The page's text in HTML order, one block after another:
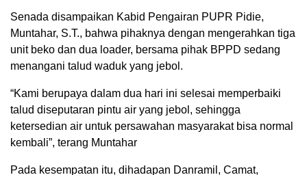
Senada disampaikan Kabid Pengairan PUPR Pidie,
Muntahar, S.T., bahwa pihaknya dengan mengerahkan tiga
unit beko dan dua loader, bersama pihak BPPD sedang
menangani talud waduk yang jebol.
“Kami berupaya dalam dua hari ini selesai memperbaiki
talud diseputaran pintu air yang jebol, sehingga
ketersedian air untuk persawahan masyarakat bisa normal
kembali”, terang Muntahar
Pada kesempatan itu, dihadapan Danramil, Camat,